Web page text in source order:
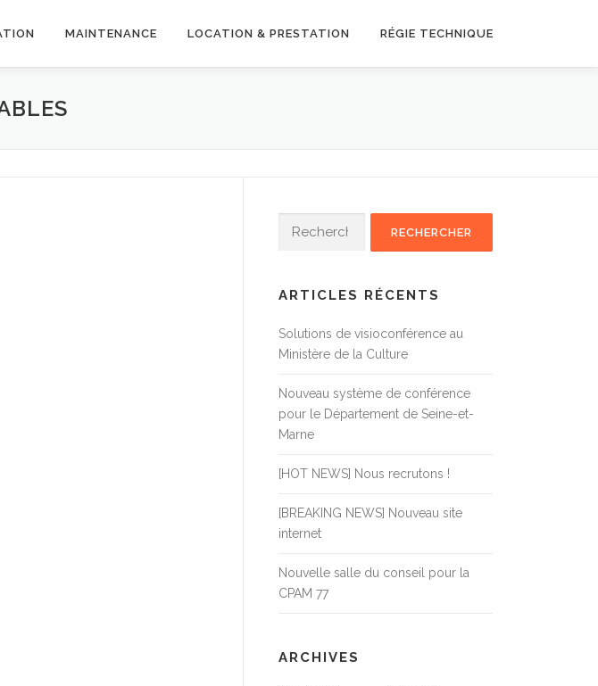
MAINTENANCE LOCATION & PRESTATION RÉGIE TECHNIQUE
ARTICLES RÉCENTS
Solutions de visioconférence au
Ministère de la Culture
Nouveau système de conférence
pour le Département de Seine-et-
Marne
[HOT NEWS] Nous recrutons !
[BREAKING NEWS] Nouveau site
internet
Nouvelle salle du conseil pour la
CPAM 77
ARCHIVES